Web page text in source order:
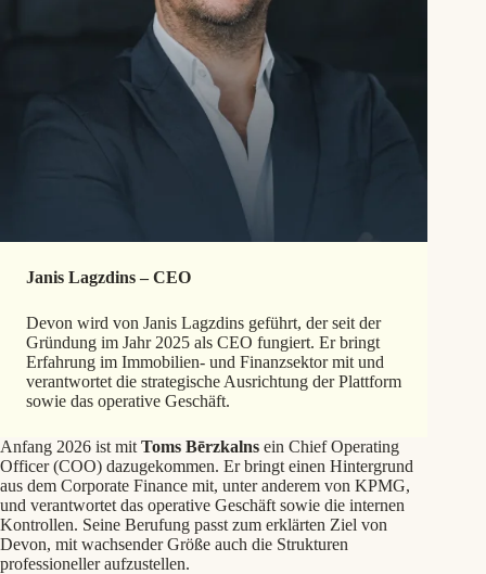
Janis Lagzdins – CEO
Devon wird von Janis Lagzdins geführt, der seit der
Gründung im Jahr 2025 als CEO fungiert. Er bringt
Erfahrung im Immobilien- und Finanzsektor mit und
verantwortet die strategische Ausrichtung der Plattform
sowie das operative Geschäft.
Anfang 2026 ist mit Toms Bērzkalns ein Chief Operating
Officer (COO) dazugekommen. Er bringt einen Hintergrund
aus dem Corporate Finance mit, unter anderem von KPMG,
und verantwortet das operative Geschäft sowie die internen
Kontrollen. Seine Berufung passt zum erklärten Ziel von
Devon, mit wachsender Größe auch die Strukturen
professioneller aufzustellen.